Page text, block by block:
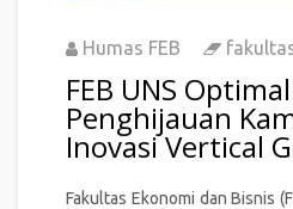
Humas FEB
FEB UNS
Penghijauan
Inovasi Vertical
Fakultas Ekonomi dan Bisnis